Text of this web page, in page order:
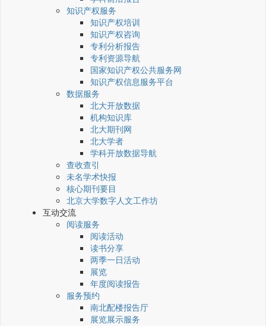
知识产权服务
知识产权培训
知识产权咨询
专利分析报告
专利资源导航
国家知识产权公共服务网
知识产权信息服务平台
数据服务
北大开放数据
机构知识库
北大期刊网
北大学者
学科开放数据导航
查收查引
未名学术快报
核心期刊要目
北京大学数字人文工作坊
互动交流
阅读服务
阅读活动
读书分享
两季一日活动
展览
年度阅读报告
服务预约
南北配楼报告厅
展览展示服务